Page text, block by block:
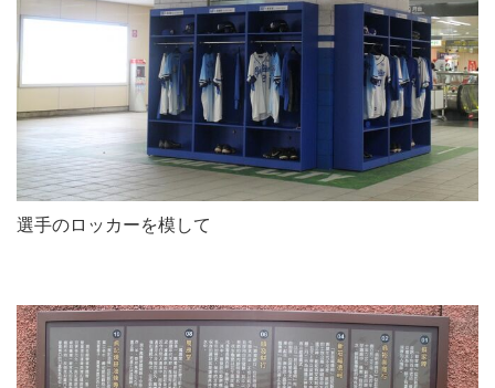
選手のロッカーを模して